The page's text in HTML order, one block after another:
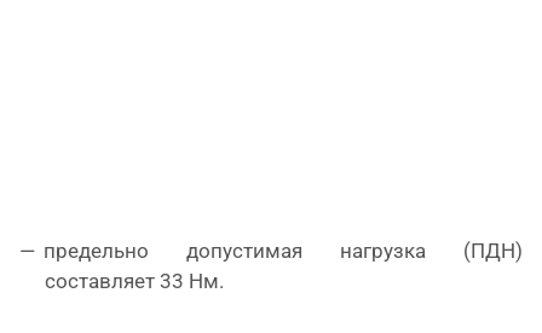
предельно допустимая нагрузка (ПДН)
составляет 33 Нм.